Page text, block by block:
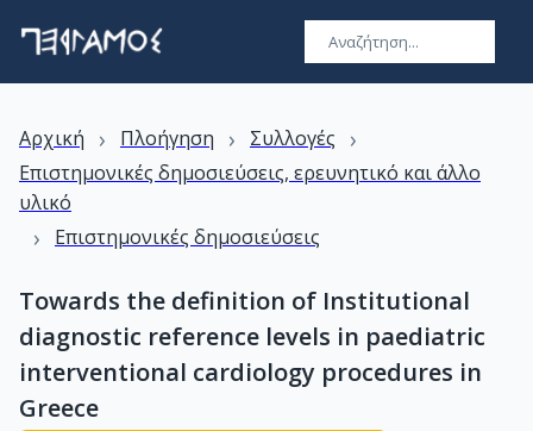
Αρχική › Πλοήγηση › Συλλογές ›
Επιστημονικές δημοσιεύσεις, ερευνητικό και άλλο
υλικό
› Επιστημονικές δημοσιεύσεις
Towards the definition of Institutional
diagnostic reference levels in paediatric
interventional cardiology procedures in
Greece